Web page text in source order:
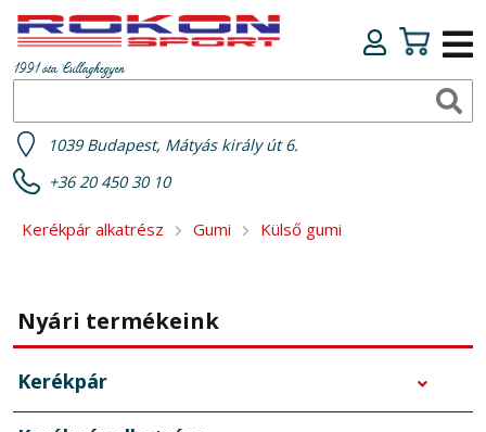
1991 óta Csillaghegyen
1039 Budapest, Mátyás király út 6.
+36 20 450 30 10
Kerékpár alkatrész Gumi Külső gumi
Nyári termékeink
Kerékpár